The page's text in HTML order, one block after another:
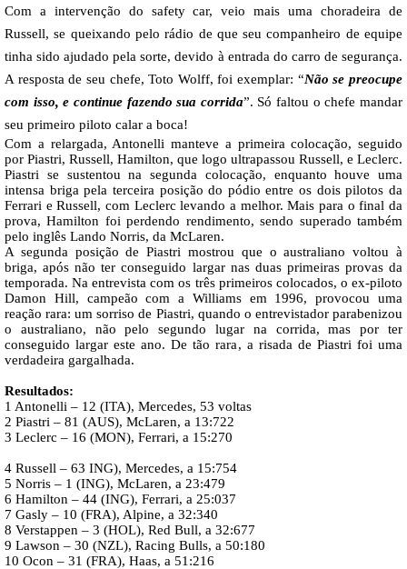
Com a intervenção do safety car, veio mais uma choradeira de
Russell, se queixando pelo rádio de que seu companheiro de equipe
tinha sido ajudado pela sorte, devido à entrada do carro de segurança.
A resposta de seu chefe, Toto Wolff, foi exemplar: “Não se preocupe
com isso, e continue fazendo sua corrida”. Só faltou o chefe mandar
seu primeiro piloto calar a boca!
Com a relargada, Antonelli manteve a primeira colocação, seguido
por Piastri, Russell, Hamilton, que logo ultrapassou Russell, e Leclerc.
Piastri se sustentou na segunda colocação, enquanto houve uma
intensa briga pela terceira posição do pódio entre os dois pilotos da
Ferrari e Russell, com Leclerc levando a melhor. Mais para o final da
prova, Hamilton foi perdendo rendimento, sendo superado também
pelo inglês Lando Norris, da McLaren.
A segunda posição de Piastri mostrou que o australiano voltou à
briga, após não ter conseguido largar nas duas primeiras provas da
temporada. Na entrevista com os três primeiros colocados, o ex-piloto
Damon Hill, campeão com a Williams em 1996, provocou uma
reação rara: um sorriso de Piastri, quando o entrevistador parabenizou
o australiano, não pelo segundo lugar na corrida, mas por ter
conseguido largar este ano. De tão rara, a risada de Piastri foi uma
verdadeira gargalhada.
Resultados:
1 Antonelli – 12 (ITA), Mercedes, 53 voltas
2 Piastri – 81 (AUS), McLaren, a 13:722
3 Leclerc – 16 (MON), Ferrari, a 15:270
4 Russell – 63 ING), Mercedes, a 15:754
5 Norris – 1 (ING), McLaren, a 23:479
6 Hamilton – 44 (ING), Ferrari, a 25:037
7 Gasly – 10 (FRA), Alpine, a 32:340
8 Verstappen – 3 (HOL), Red Bull, a 32:677
9 Lawson – 30 (NZL), Racing Bulls, a 50:180
10 Ocon – 31 (FRA), Haas, a 51:216